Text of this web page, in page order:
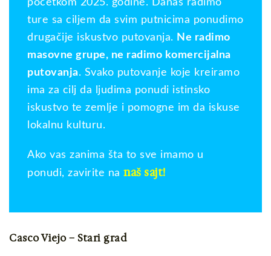
početkom 2025. godine. Danas radimo
ture sa ciljem da svim putnicima ponudimo
drugačije iskustvo putovanja. Ne radimo
masovne grupe, ne radimo komercijalna
putovanja. Svako putovanje koje kreiramo
ima za cilj da ljudima ponudi istinsko
iskustvo te zemlje i pomogne im da iskuse
lokalnu kulturu.
Ako vas zanima šta to sve imamo u
ponudi, zavirite na naš sajt!
Casco Viejo – Stari grad